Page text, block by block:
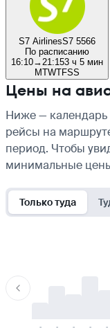
S7 AirlinesS7 5566
По расписанию
16:10→ 21:153 ч 5 мин
MTWTFSS
Цены на
Ниже — календарь
рейсы на
период. Чтобы
минимальные
Только туда
- - - - -